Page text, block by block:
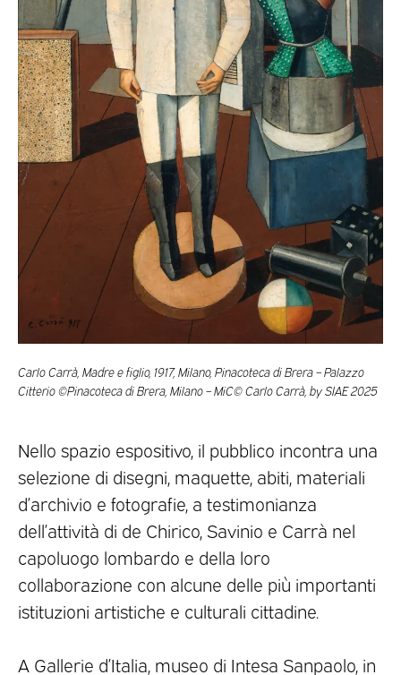
Carlo Carrà, Madre e figlio, 1917, Milano, Pinacoteca di Brera – Palazzo
Citterio ©Pinacoteca di Brera, Milano – MiC© Carlo Carrà, by SIAE 2025
Nello spazio espositivo, il pubblico incontra una
selezione di disegni, maquette, abiti, materiali
d’archivio e fotografie, a testimonianza
dell’attività di de Chirico, Savinio e Carrà nel
capoluogo lombardo e della loro
collaborazione con alcune delle più importanti
istituzioni artistiche e culturali cittadine.
A Gallerie d’Italia, museo di Intesa Sanpaolo, in